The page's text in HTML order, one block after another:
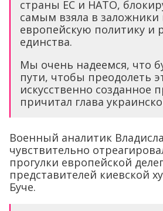
страны ЕС и НАТО,
самым взяла в заложники
европейскую политику и
единства.
Мы очень надеемся, что
пути, чтобы преодолеть
искусственно созданное
причитал глава
Военный аналитик
чувствительно
прогулки европейской
представителей киевской
Буче.